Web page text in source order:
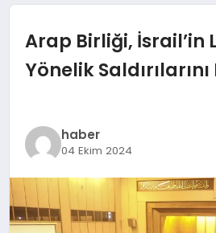
SAĞLIK
GÜNCEL
BESLENME
Arap Birliği, İsrail’in
Yönelik Saldırılarını
haber
04 Ekim 2024